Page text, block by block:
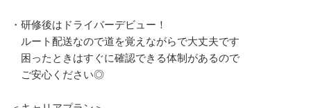
・研修後はドライバーデビュー！
ルート配送なので道を覚えながらで大丈夫です
困ったときはすぐに確認できる体制があるので
ご安心ください◎